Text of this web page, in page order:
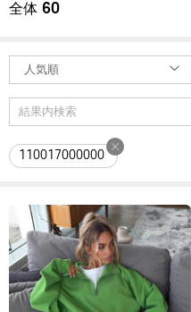
全体 60
人気順
110017000000